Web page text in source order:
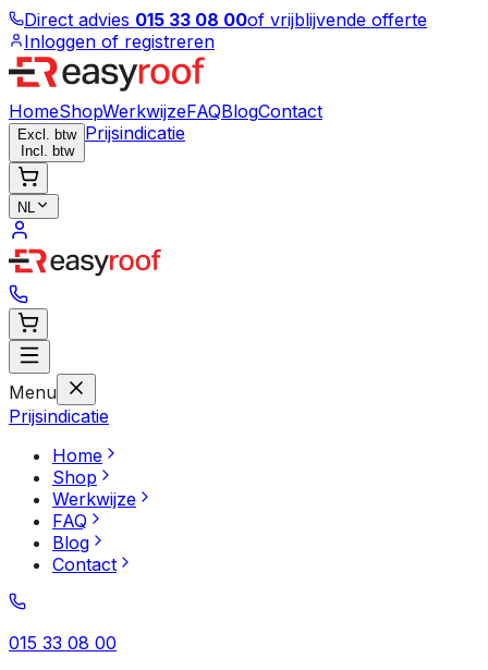
Direct advies 015 33 08 00of vrijblijvende offerte
Inloggen of registreren
HomeShopWerkwijzeFAQBlogContact
Excl. btw
Incl. btw
Prijsindicatie
NL
Menu
Prijsindicatie
Home
Shop
Werkwijze
FAQ
Blog
Contact
015 33 08 00